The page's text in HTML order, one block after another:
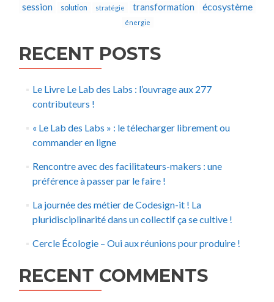
session solution stratégie transformation écosystème
énergie
RECENT POSTS
Le Livre Le Lab des Labs : l’ouvrage aux 277
contributeurs !
« Le Lab des Labs » : le télecharger librement ou
commander en ligne
Rencontre avec des facilitateurs-makers : une
préférence à passer par le faire !
La journée des métier de Codesign-it ! La
pluridisciplinarité dans un collectif ça se cultive !
Cercle Écologie – Oui aux réunions pour produire !
RECENT COMMENTS